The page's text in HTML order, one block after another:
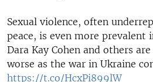
Sexual violence, often
peace, is even more
Dara Kay Cohen and others
worse as the war in Ukraine
https://t.co/HcxPi899lW